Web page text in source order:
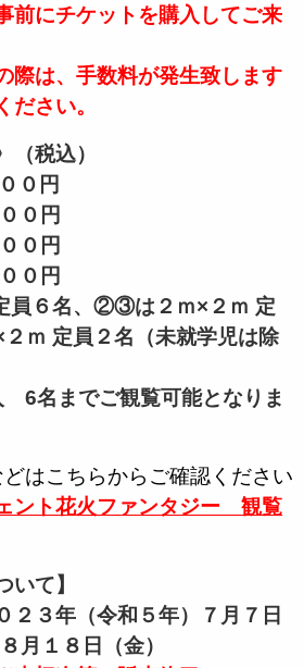
前にチケットを購入してご来
際は、手数料が発生致します
ださい。
（税込）
円
０円
円
０円
員６名、②③は２ｍ×２ｍ 定
ｍ 定員２名（未就学児は除
名までご観覧可能となりま
はこちらからご確認ください
ント花火ファンタジー 観覧
いて】
３年（令和５年）７月７日
月１８日（金）